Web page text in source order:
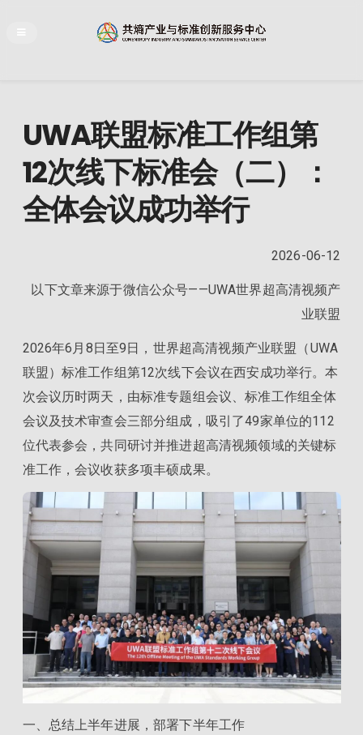
UWA联盟标准工作组第
12次线下标准会（二）：
全体会议成功举行
2026-06-12
以下文章来源于微信公众号——UWA世界超高清视频产
业联盟
2026年6月8日至9日，世界超高清视频产业联盟（UWA
联盟）标准工作组第12次线下会议在西安成功举行。本
次会议历时两天，由标准专题组会议、标准工作组全体
会议及技术审查会三部分组成，吸引了49家单位的112
位代表参会，共同研讨并推进超高清视频领域的关键标
准工作，会议收获多项丰硕成果。
一、总结上半年进展，部署下半年工作